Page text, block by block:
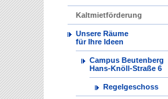
Kaltmietförderung
Unsere Räume
für Ihre Ideen
Campus Beutenberg
Hans-Knöll-Straße 6
Regelgeschoss